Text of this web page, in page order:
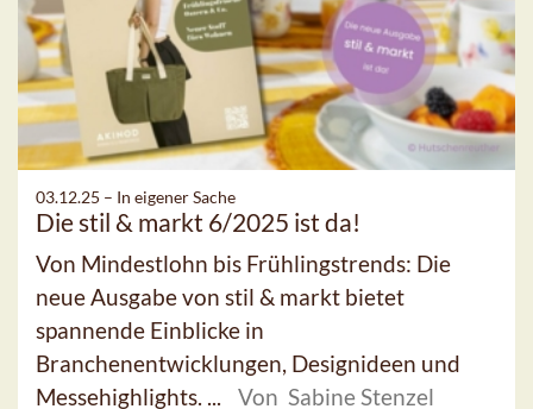
03.12.25 – In eigener Sache
Die stil & markt 6/2025 ist da!
Von Mindestlohn bis Frühlingstrends: Die
neue Ausgabe von stil & markt bietet
spannende Einblicke in
Branchenentwicklungen, Designideen und
Messehighlights. ...
Von Sabine Stenzel